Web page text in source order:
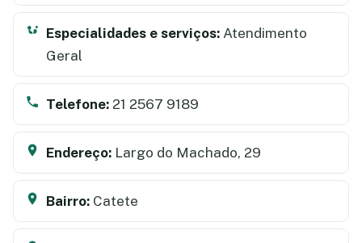
Especialidades e serviços: Atendimento
Geral
Telefone: 21 2567 9189
Endereço: Largo do Machado, 29
Bairro: Catete